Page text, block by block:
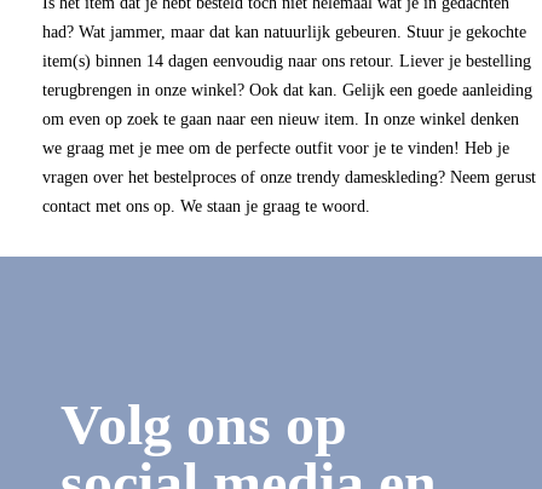
had? Wat jammer, maar dat kan natuurlijk gebeuren. Stuur je gekochte
item(s) binnen 14 dagen eenvoudig naar ons retour. Liever je bestelling
terugbrengen in onze winkel? Ook dat kan. Gelijk een goede aanleiding
om even op zoek te gaan naar een nieuw item. In onze winkel denken
we graag met je mee om de perfecte outfit voor je te vinden! Heb je
vragen over het bestelproces of onze trendy dameskleding? Neem gerust
contact met ons op. We staan je graag te woord.
Volg ons op